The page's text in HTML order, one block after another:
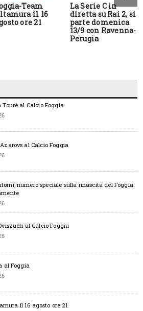
Team
il 16
ore 21
La Serie C in
diretta su Rai 2, si
parte domenica
13/9 con Ravenna-
Perugia
al Calcio Foggia
al Calcio Foggia
numero speciale sulla rinascita del Foggia.
al Calcio Foggia
al Foggia
il 16 agosto ore 21